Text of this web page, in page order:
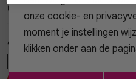
Gossip
JASMIN CLASSIC BABY PUFFY JASMIN
49,99
onze cookie- en
moment je instellingen
klikken onder aan de